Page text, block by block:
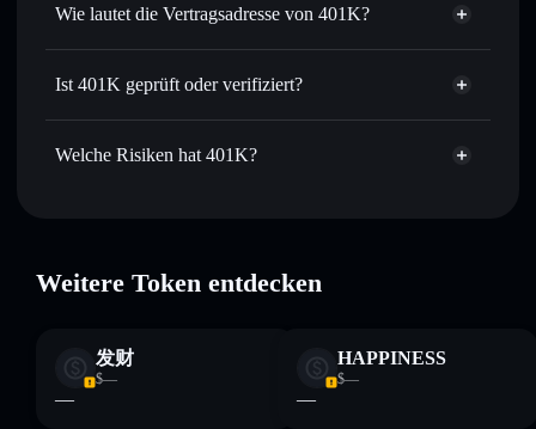
Verfolge in Echtzeit– beobachte Kurs, Volumen,
Wallet, in der du die Kontrolle über deine privaten
Wie lautet die Vertragsadresse von 401K?
401K
Ist 401K geprüft oder verifiziert?
401K
derzeit nicht
Welche Risiken hat 401K?
veränderbar
Haftungsausschluss: Diese Informationen dienen
ausschließlich Bildungszwecken und stellen keine
Weitere Token entdecken
发财
$—
—
HAPPINESS
$—
—